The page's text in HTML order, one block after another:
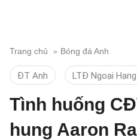
Trang chủ Bóng đá Anh
ĐT Anh LTĐ Ngoại
Tình huống
hung Aaron